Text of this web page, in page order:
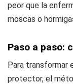
peor que la
moscas o
Paso a paso:
Para transformar
protector, el